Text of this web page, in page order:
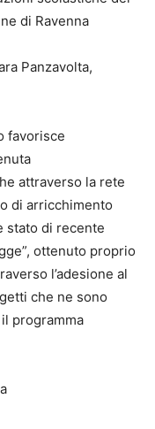
di Ravenna
Panzavolta,
favorisce
attraverso la rete
di arricchimento
stato di recente
ottenuto proprio
l’adesione al
che ne sono
programma